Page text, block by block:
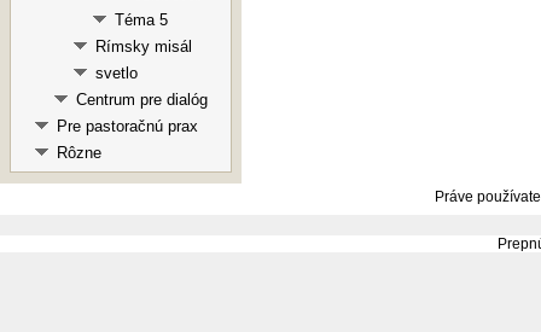
Téma 5
Rímsky misál
svetlo
Centrum pre dialóg
Pre pastoračnú prax
Rôzne
Práve